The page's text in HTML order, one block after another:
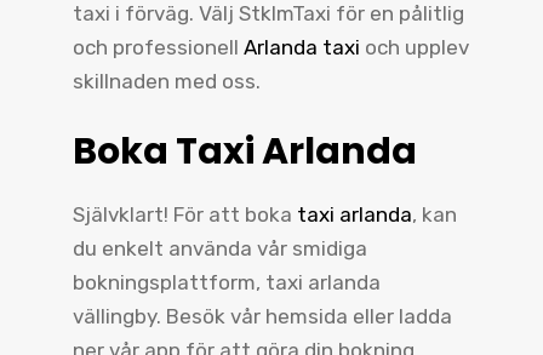
taxi i förväg. Välj StklmTaxi för en pålitlig
och professionell Arlanda taxi och upplev
skillnaden med oss.
Boka Taxi Arlanda
Självklart! För att boka taxi arlanda, kan
du enkelt använda vår smidiga
bokningsplattform, taxi arlanda
vällingby. Besök vår hemsida eller ladda
ner vår app för att göra din bokning.